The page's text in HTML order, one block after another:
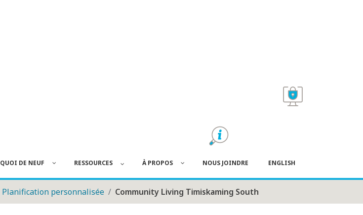
QUOI DE NEUF RESSOURCES À PROPOS NOUS JOINDRE ENGLISH
Planification personnalisée Community Living Timiskaming South